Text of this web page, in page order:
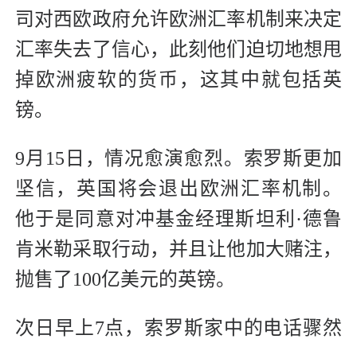
司对西欧政府允许欧洲汇率机制来决定
汇率失去了信心，此刻他们迫切地想甩
掉欧洲疲软的货币，这其中就包括英
镑。
9月15日，情况愈演愈烈。索罗斯更加
坚信，英国将会退出欧洲汇率机制。
他于是同意对冲基金经理斯坦利·德鲁
肯米勒采取行动，并且让他加大赌注，
抛售了100亿美元的英镑。
次日早上7点，索罗斯家中的电话骤然